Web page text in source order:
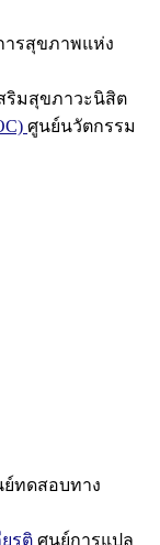
ารสุขภาพแห่ง
ริมสุขภาวะนิสิต
ศูนย์นวัตกรรม
ทดสอบทาง
รติ ศูนย์การแปล